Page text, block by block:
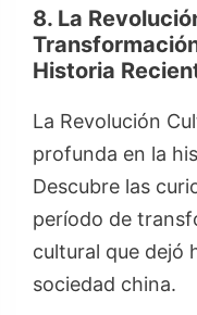
8. La
Historia
La Revolución
profunda en la
Descubre las
período de
cultural que dejó
sociedad china.